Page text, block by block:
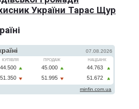
України Тарас Щур